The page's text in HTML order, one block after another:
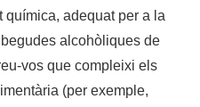
adequat per a la
alcohòliques de
vos que compleixi els
(per exemple,